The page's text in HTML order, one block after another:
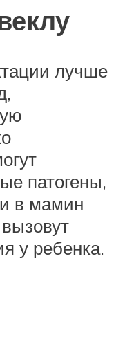
лучше
патогены,
в мамин
у ребенка.